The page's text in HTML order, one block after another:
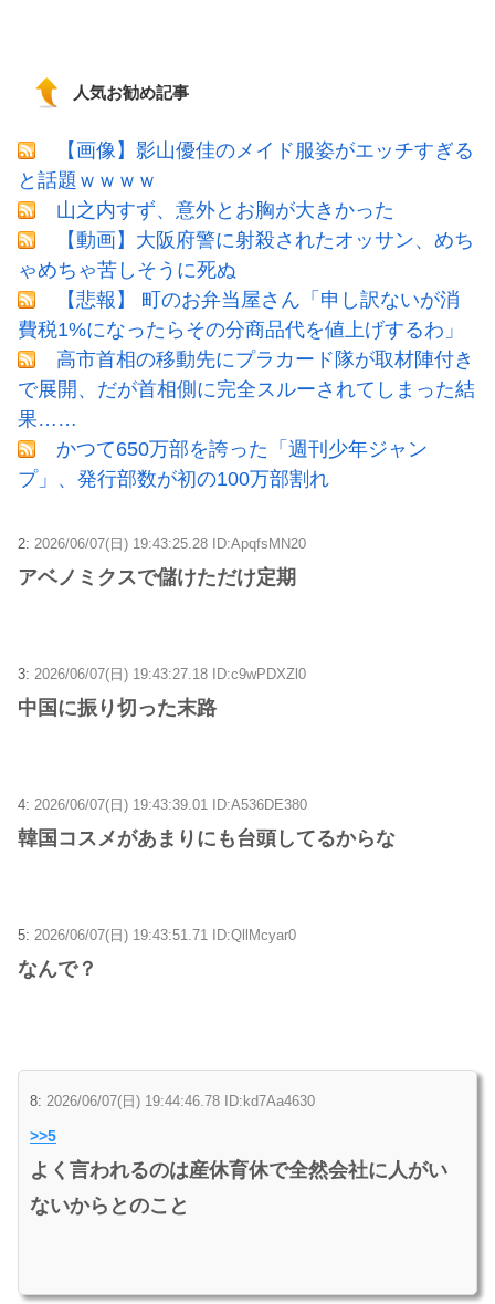
人気お勧め記事
【画像】影山優佳のメイド服姿がエッチすぎる
と話題ｗｗｗｗ
山之内すず、意外とお胸が大きかった
【動画】大阪府警に射殺されたオッサン、めち
ゃめちゃ苦しそうに死ぬ
【悲報】 町のお弁当屋さん「申し訳ないが消
費税1%になったらその分商品代を値上げするわ」
高市首相の移動先にプラカード隊が取材陣付き
で展開、だが首相側に完全スルーされてしまった結
果……
かつて650万部を誇った「週刊少年ジャン
プ」、発行部数が初の100万部割れ
2: 2026/06/07(日) 19:43:25.28 ID:ApqfsMN20
アベノミクスで儲けただけ定期
3: 2026/06/07(日) 19:43:27.18 ID:c9wPDXZl0
中国に振り切った末路
4: 2026/06/07(日) 19:43:39.01 ID:A536DE380
韓国コスメがあまりにも台頭してるからな
5: 2026/06/07(日) 19:43:51.71 ID:QllMcyar0
なんで？
8: 2026/06/07(日) 19:44:46.78 ID:kd7Aa4630
>>5
よく言われるのは産休育休で全然会社に人がい
ないからとのこと